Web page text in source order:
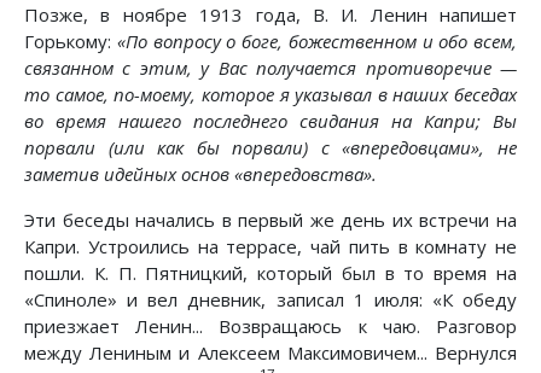
Позже, в ноябре 1913 года, В. И. Ленин напишет
Горькому: «По вопросу о боге, божественном и обо всем,
связанном с этим, у Вас получается противоречие —
то самое, по-моему, которое я указывал в наших беседах
во время нашего последнего свидания на Капри; Вы
порвали (или как бы порвали) с «впередовцами», не
заметив идейных основ «впередовства».
Эти беседы начались в первый же день их встречи на
Капри. Устроились на террасе, чай пить в комнату не
пошли. К. П. Пятницкий, который был в то время на
«Спиноле» и вел дневник, записал 1 июля: «К обеду
приезжает Ленин... Возвращаюсь к чаю. Разговор
между Лениным и Алексеем Максимовичем... Вернулся